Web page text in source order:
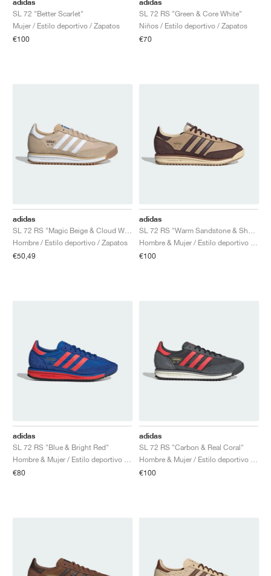
adidas
SL 72 "Better Scarlet"
Mujer / Estilo deportivo / Zapatos
€100
adidas
SL 72 RS "Green & Core White"
Niños / Estilo deportivo / Zapatos
€70
adidas
SL 72 RS "Magic Beige & Cloud White"
Hombre / Estilo deportivo / Zapatos
€50,49
adidas
SL 72 RS "Warm Sandstone & Shadow Brown"
Hombre & Mujer / Estilo deportivo / Zapatos
€100
adidas
SL 72 RS "Blue & Bright Red"
Hombre & Mujer / Estilo deportivo / Zapatos
€80
adidas
SL 72 RS "Carbon & Real Coral"
Hombre & Mujer / Estilo deportivo / Zapatos
€100